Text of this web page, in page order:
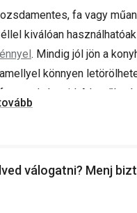
fa vagy
kiválóan használhatóak
. Mindig jól jön a
könnyen
maradványait! A
használható, mert a
alkalmasak a
válogatni? Menj